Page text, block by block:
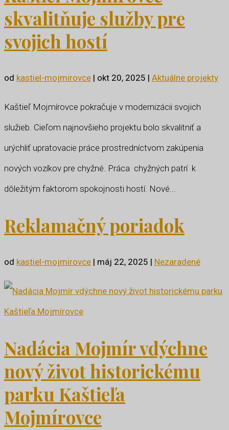
skvalitňuje služby pre
svojich hostí
od kastiel-mojmirovce | okt 20, 2025 | Aktuálne projekty
Kaštieľ Mojmírovce pokračuje v modernizácii svojich
služieb. Cieľom najnovšieho projektu bolo skvalitniť a
urýchliť upratovacie práce prostredníctvom zakúpenia
nových vozíkov pre chyžné. Práca chyžných patrí k
dôležitým faktorom spokojnosti hostí. Nové...
Reklamačný poriadok
od kastiel-mojmirovce | máj 22, 2025 | Nezaradené
Nadácia Mojmír vdýchne
nový život historickému
parku Kaštieľa
Mojmírovce